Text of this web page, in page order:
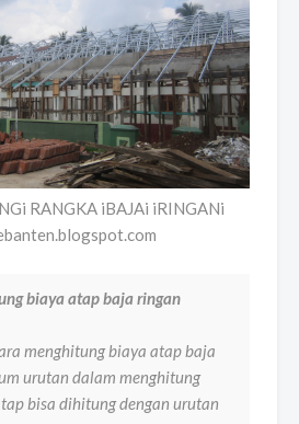
RANGKA iBAJAi iRINGANi
biaya atap baja ringan
menghitung biaya atap baja
urutan dalam menghitung
bisa dihitung dengan urutan